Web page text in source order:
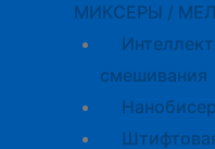
МИКСЕРЫ /
смешивания